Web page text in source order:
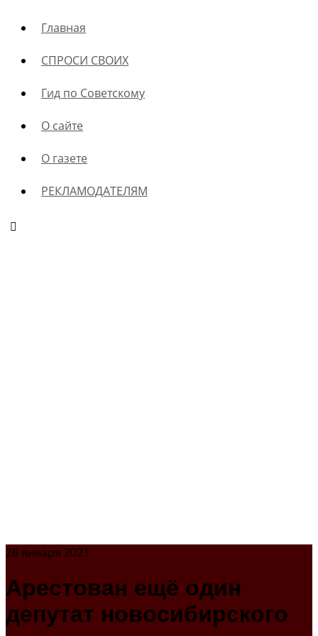
Главная
СПРОСИ СВОИХ
Гид по Советскому
О сайте
О газете
РЕКЛАМОДАТЕЛЯМ
28 января 2021
Арестован ещё один
депутат новосибирского